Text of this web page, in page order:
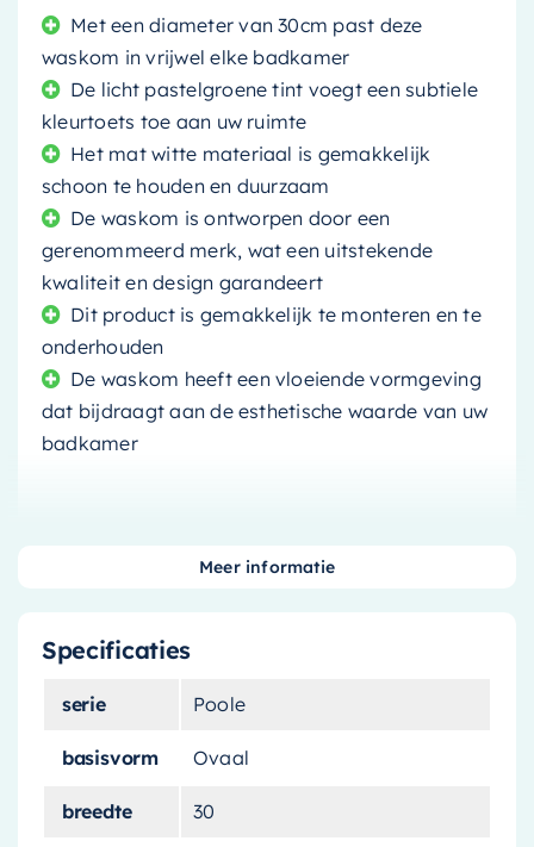
Met een diameter van 30cm past deze
waskom in vrijwel elke badkamer
De licht pastelgroene tint voegt een subtiele
kleurtoets toe aan uw ruimte
Het mat witte materiaal is gemakkelijk
schoon te houden en duurzaam
De waskom is ontworpen door een
gerenommeerd merk, wat een uitstekende
kwaliteit en design garandeert
Dit product is gemakkelijk te monteren en te
onderhouden
De waskom heeft een vloeiende vormgeving
dat bijdraagt aan de esthetische waarde van uw
badkamer
unieke waskom is een product van
vooraanstaand sanitairmerk
ontwerpen.
Uniek en stijlvol ontwerp
Specificaties
serie Poole
basisvorm Ovaal
breedte 30
Meer informatie